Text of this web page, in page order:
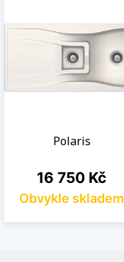
Polaris
Cena
16 750 Kč
Obvykle skladem